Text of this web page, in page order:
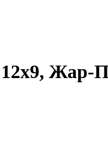
12x9, Жар-